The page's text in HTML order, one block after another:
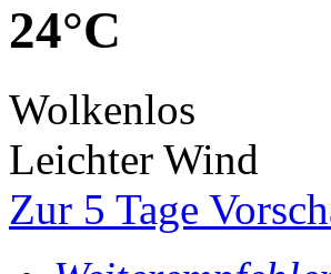
24°C
Wolkenlos
Leichter Wind
Zur 5 Tage